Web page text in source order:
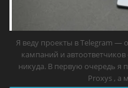
Я веду проекты в Telegram —
кампаний и
никуда. В первую очередь я
Proxys , а